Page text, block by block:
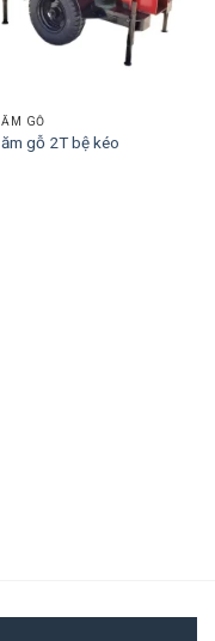
GỖ
gỗ 2T bệ kéo